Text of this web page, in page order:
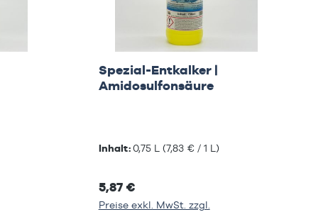
Spezial-Entkalker |
Amidosulfonsäure
Inhalt:0,75 L (7,83 € / 1 L)
5,87 €
Preise exkl. MwSt. zzgl.